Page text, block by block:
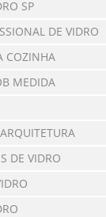
SP
DE VIDRO
COZINHA
MEDIDA
DE VIDRO